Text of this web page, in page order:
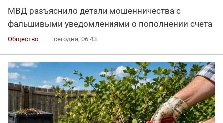
МВД разъяснило детали мошенничества с
фальшивыми уведомлениями о пополнении счета
Общество сегодня, 06:43